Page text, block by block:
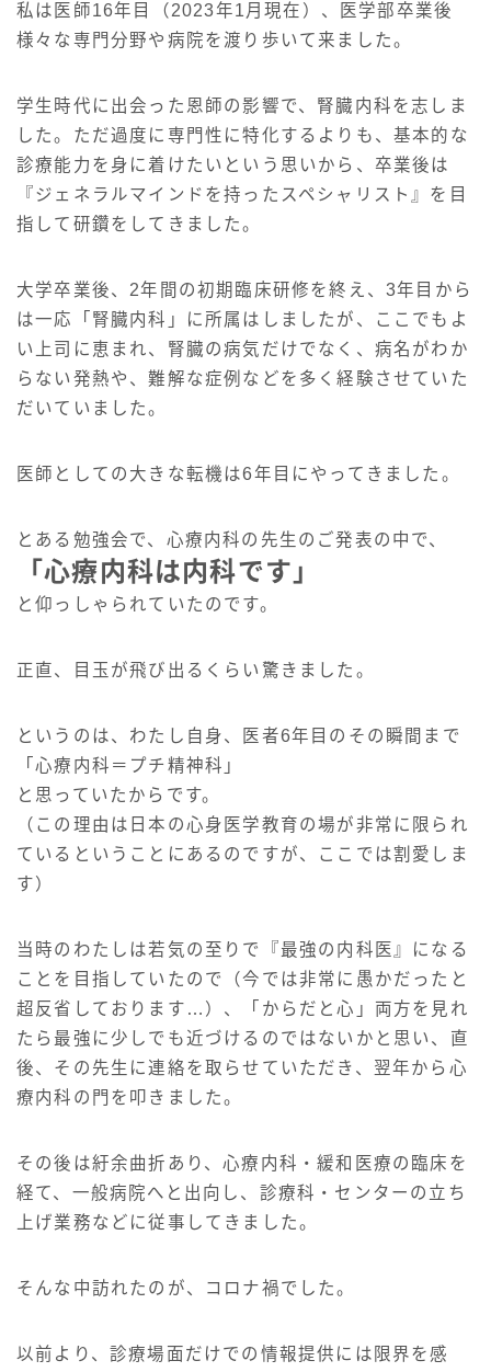
私は医師16年目（2023年1月現在）、医学部卒業後
様々な専門分野や病院を渡り歩いて来ました。
学生時代に出会った恩師の影響で、腎臓内科を志しま
した。ただ過度に専門性に特化するよりも、基本的な
診療能力を身に着けたいという思いから、卒業後は
『ジェネラルマインドを持ったスペシャリスト』を目
指して研鑽をしてきました。
大学卒業後、2年間の初期臨床研修を終え、3年目から
は一応「腎臓内科」に所属はしましたが、ここでもよ
い上司に恵まれ、腎臓の病気だけでなく、病名がわか
らない発熱や、難解な症例などを多く経験させていた
だいていました。
医師としての大きな転機は6年目にやってきました。
とある勉強会で、心療内科の先生のご発表の中で、
「心療内科は内科です」
と仰っしゃられていたのです。
正直、目玉が飛び出るくらい驚きました。
というのは、わたし自身、医者6年目のその瞬間まで
「心療内科＝プチ精神科」
と思っていたからです。
（この理由は日本の心身医学教育の場が非常に限られ
ているということにあるのですが、ここでは割愛しま
す）
当時のわたしは若気の至りで『最強の内科医』になる
ことを目指していたので（今では非常に愚かだったと
超反省しております…）、「からだと心」両方を見れ
たら最強に少しでも近づけるのではないかと思い、直
後、その先生に連絡を取らせていただき、翌年から心
療内科の門を叩きました。
その後は紆余曲折あり、心療内科・緩和医療の臨床を
経て、一般病院へと出向し、診療科・センターの立ち
上げ業務などに従事してきました。
そんな中訪れたのが、コロナ禍でした。
以前より、診療場面だけでの情報提供には限界を感